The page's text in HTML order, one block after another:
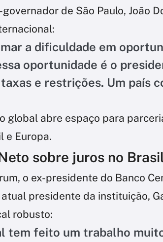
de São Paulo, João
a dificuldade em
oportunidade é o
e restrições. Um país
global abre espaço para
e Europa.
sobre juros no
o ex-presidente do Banco
presidente da instituição,
robusto:
tem feito um trabalho